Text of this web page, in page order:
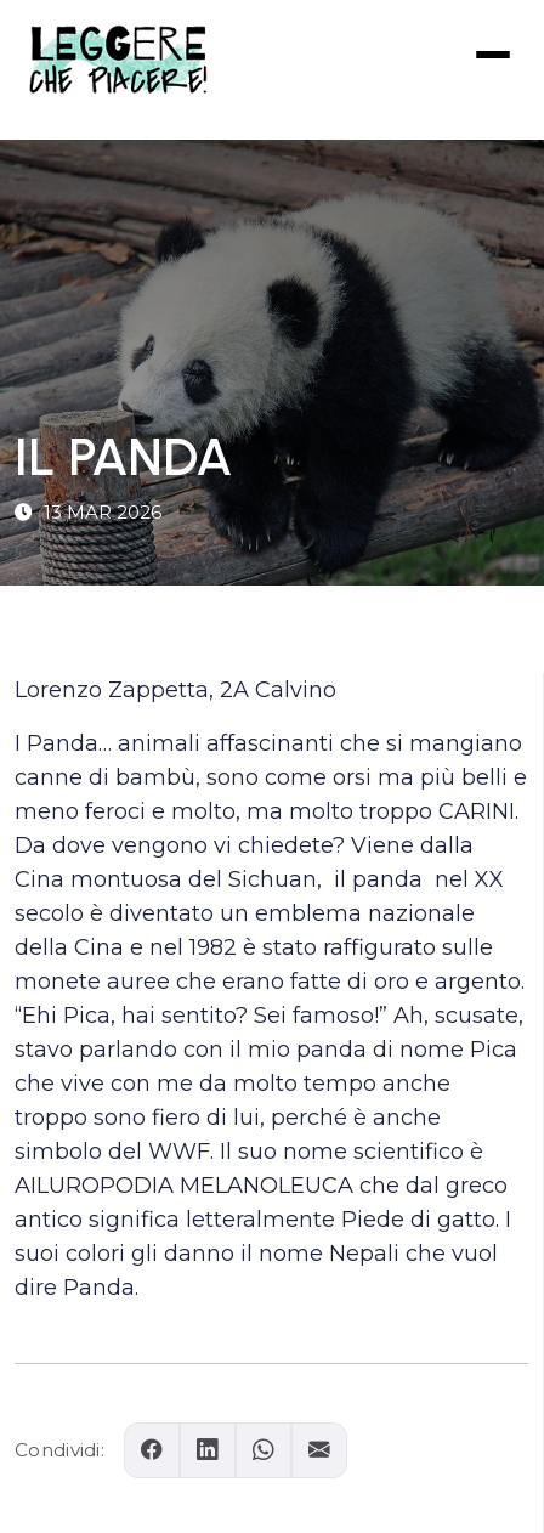
contenuto
IL PANDA
13 MAR 2026
Lorenzo Zappetta, 2A Calvino
I Panda… animali affascinanti che si mangiano
canne di bambù, sono come orsi ma più belli e
meno feroci e molto, ma molto troppo CARINI.
Da dove vengono vi chiedete? Viene dalla
Cina montuosa del Sichuan, il panda nel XX
secolo è diventato un emblema nazionale
della Cina e nel 1982 è stato raffigurato sulle
monete auree che erano fatte di oro e argento.
“Ehi Pica, hai sentito? Sei famoso!” Ah, scusate,
stavo parlando con il mio panda di nome Pica
che vive con me da molto tempo anche
troppo sono fiero di lui, perché è anche
simbolo del WWF. Il suo nome scientifico è
AILUROPODIA MELANOLEUCA che dal greco
antico significa letteralmente Piede di gatto. I
suoi colori gli danno il nome Nepali che vuol
dire Panda.
Condividi: